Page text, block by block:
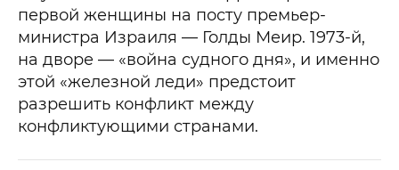
первой женщины на посту премьер-
министра Израиля — Голды Меир. 1973-й,
на дворе — «война судного дня», и именно
этой «железной леди» предстоит
разрешить конфликт между
конфликтующими странами.